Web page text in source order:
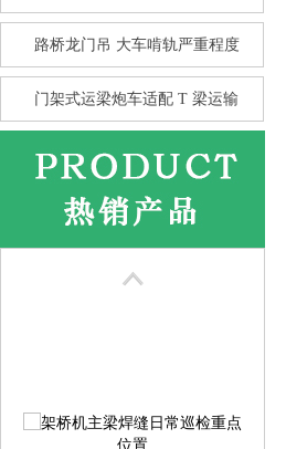
路桥龙门吊 大车啃轨严重程度
门架式运梁炮车适配 T 梁运输
竖井龙门吊选型核心要点 竖井
龙